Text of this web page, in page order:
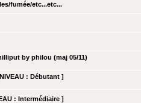
fumée/etc...etc...
by philou (maj 05/11)
: Débutant ]
: Intermédiaire ]